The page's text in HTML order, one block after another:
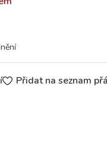
Přidat na seznam